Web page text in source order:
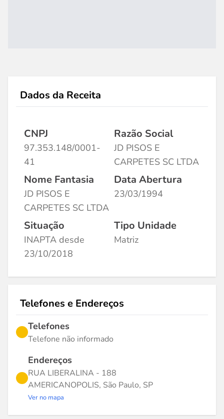
Dados da Receita
CNPJ
97.353.148/0001-
41
Razão Social
JD PISOS E
CARPETES SC LTDA
Nome Fantasia
JD PISOS E
CARPETES SC LTDA
Data Abertura
23/03/1994
Situação
INAPTA desde
23/10/2018
Tipo Unidade
Matriz
Telefones e Endereços
Telefones
Telefone não informado
Endereços
RUA LIBERALINA - 188
AMERICANOPOLIS, São Paulo, SP
Ver no mapa